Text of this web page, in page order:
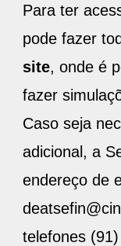
Para ter
pode fazer
site, onde é
fazer
Caso seja
adicional, a
endereço de
telefones